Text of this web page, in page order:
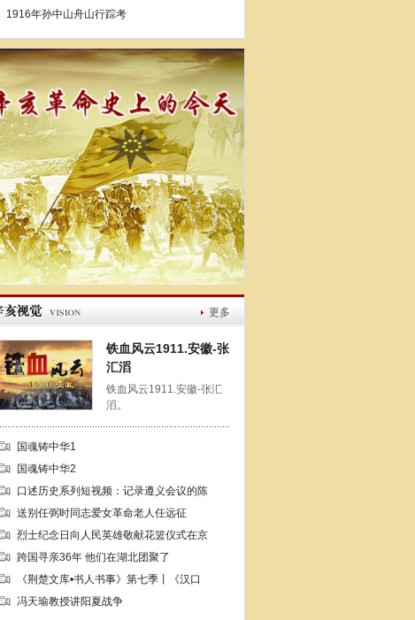
1916年孙中山舟山行踪考
更多
铁血风云1911.安徽-张
汇滔
铁血风云1911.安徽-张汇
滔。
国魂铸中华1
国魂铸中华2
口述历史系列短视频：记录遵义会议的陈
送别任弼时同志爱女革命老人任远征
烈士纪念日向人民英雄敬献花篮仪式在京
跨国寻亲36年 他们在湖北团聚了
《荆楚文库•书人书事》第七季丨《汉口
冯天瑜教授讲阳夏战争